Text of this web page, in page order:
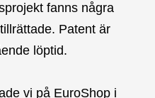
fanns några
Patent är
löptid.
vi på EuroShop i